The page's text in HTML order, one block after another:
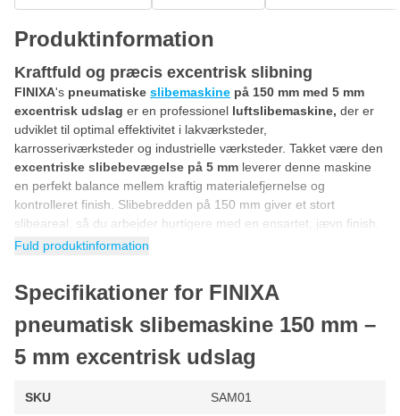
Produktinformation
Kraftfuld og præcis excentrisk slibning
FINIXA's pneumatiske slibemaskine på 150 mm med 5 mm
excentrisk udslag er en professionel luftslibemaskine, der er
udviklet til optimal effektivitet i lakværksteder,
karrosseriværksteder og industrielle værksteder. Takket være den
excentriske slibebevægelse på 5 mm leverer denne maskine
en perfekt balance mellem kraftig materialefjernelse og
kontrolleret finish. Slibebredden på 150 mm giver et stort
slibeareal, så du arbejder hurtigere med en ensartet, jævn finish.
Denne
matning af overflader før sprøjtemaling. Takket være den stabile
en konstant ydeevne, selv ved langvarig brug.
Fuld kontrol med trinløs hastighedsregulering
omdrejningstallet mellem 0 og 20.000 o/min. Det gør denne
Fuld produktinformation
Specifikationer for FINIXA
pneumatisk slibemaskine 150 mm –
5 mm excentrisk udslag
SKU SAM01